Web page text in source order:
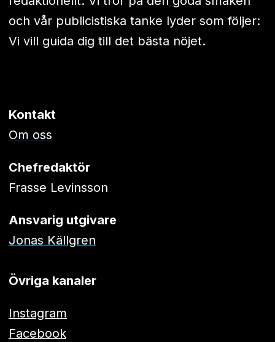
och vår publicistiska tanke lyder som följer:
Vi vill guida dig till det bästa nöjet.
Kontakt
Om oss
Chefredaktör
Frasse Levinsson
Ansvarig utgivare
Jonas Källgren
Övriga kanaler
Instagram
Facebook